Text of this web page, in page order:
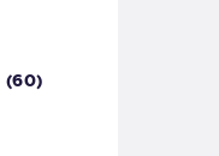
(60)